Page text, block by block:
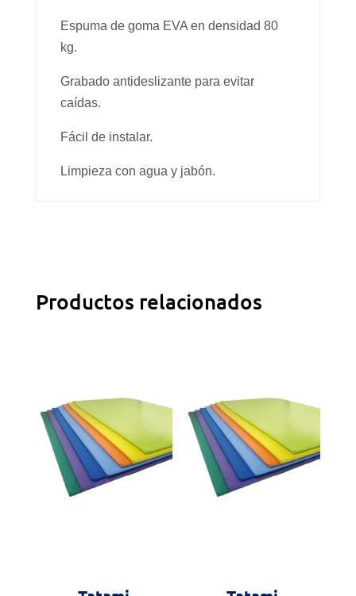
Espuma de goma EVA en densidad 80
kg.
Grabado antideslizante para evitar
caídas.
Fácil de instalar.
Limpieza con agua y jabón.
Productos relacionados